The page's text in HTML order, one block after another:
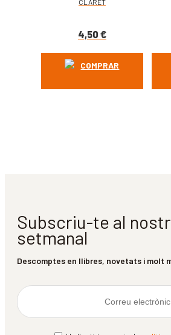
CLARET
4,50 €
COMPRAR
Subscriu-te al
setmanal
Descomptes en llibres, novetats i molt